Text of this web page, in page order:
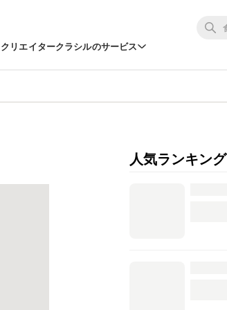
クリエイタークラシルのサービス
人気ランキング